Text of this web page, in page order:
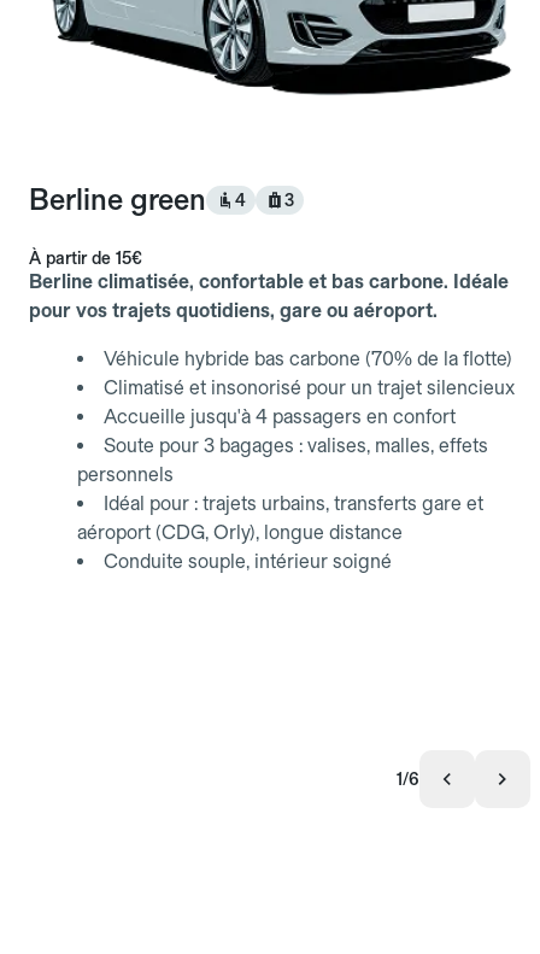
Berline green 4 3
À partir de 15€
Berline climatisée, confortable et bas carbone. Idéale
pour vos trajets quotidiens, gare ou aéroport.
Véhicule hybride bas carbone (70% de la flotte)
Climatisé et insonorisé pour un trajet silencieux
Accueille jusqu'à 4 passagers en confort
Soute pour 3 bagages : valises, malles, effets
personnels
Idéal pour : trajets urbains, transferts gare et
aéroport (CDG, Orly), longue distance
Conduite souple, intérieur soigné
1/6